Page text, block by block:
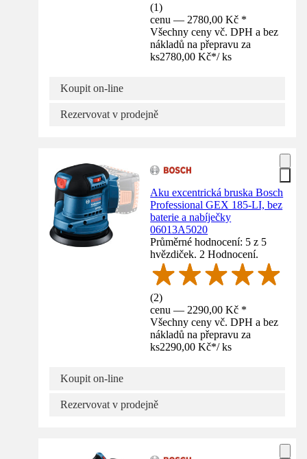
(1)
cenu — 2780,00 Kč *
Všechny ceny vč. DPH a bez
nákladů na přepravu za
ks2780,00 Kč*/ ks
Koupit on-line
Rezervovat v prodejně
Aku excentrická bruska Bosch
Professional GEX 185-LI, bez
baterie a nabíječky
06013A5020
Průměrné hodnocení: 5 z 5
hvězdiček. 2 Hodnocení.
(2)
cenu — 2290,00 Kč *
Všechny ceny vč. DPH a bez
nákladů na přepravu za
ks2290,00 Kč*/ ks
Koupit on-line
Rezervovat v prodejně